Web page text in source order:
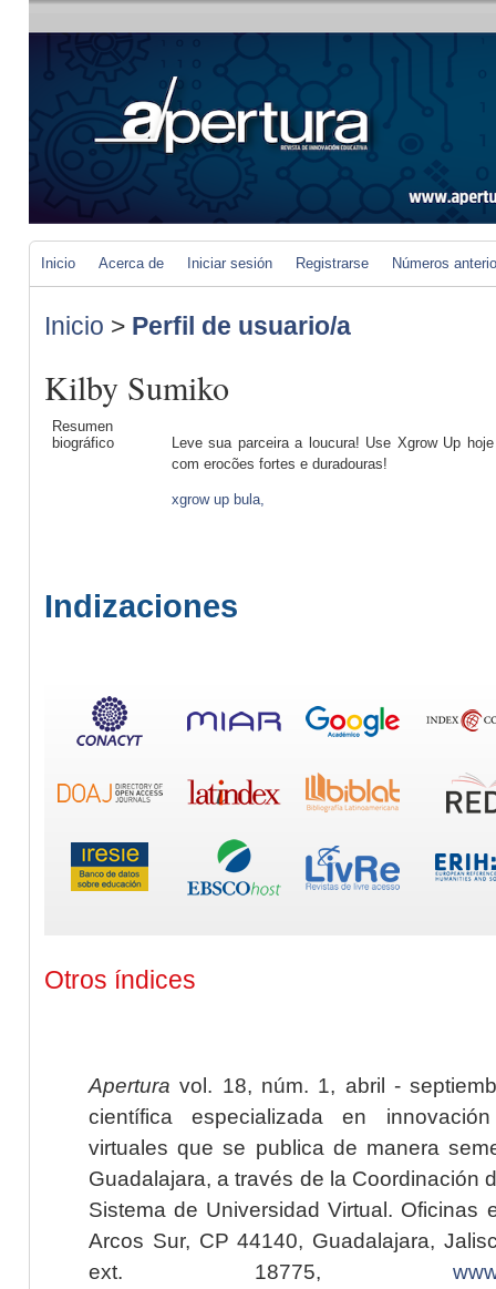
Inicio Acerca de Iniciar sesión Registrarse Números
Inicio > Perfil de usuario/a
Kilby Sumiko
Resumen
biográfico
Leve sua parceira a loucura! Use Xgrow Up
com erocões fortes e duradouras!
xgrow up bula,
Indizaciones
Otros índices
Apertura vol. 18, núm. 1, abril -
científica especializada en
virtuales que se publica de manera
Guadalajara, a través de la Coordinación
Sistema de Universidad Virtual. Oficinas
Arcos Sur, CP 44140, Guadalajara,
ext. 18775,